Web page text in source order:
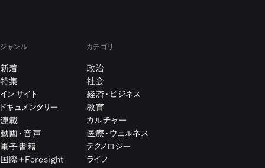
ジャンル
新着
特集
インサイト
ドキュメンタリー
連載
動画・音声
電子書籍
国際+Foresight
カテゴリ
政治
社会
経済・ビジネス
教育
カルチャー
医療・ウェルネス
テクノロジー
ライフ